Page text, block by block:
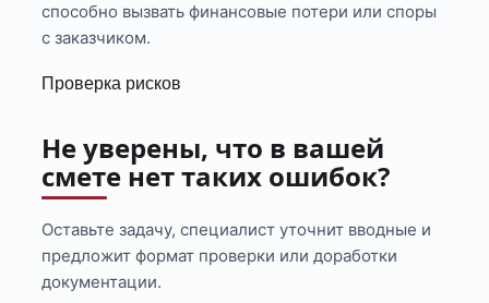
способно вызвать финансовые потери или споры
с заказчиком.
Проверка рисков
Не уверены, что в вашей
смете нет таких ошибок?
Оставьте задачу, специалист уточнит вводные и
предложит формат проверки или доработки
документации.